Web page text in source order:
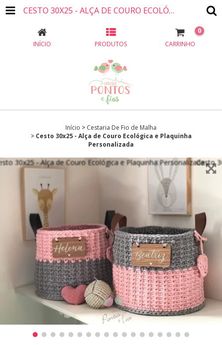
CESTO 30X25 - ALÇA DE COURO ECOLÓGICA E PLAQUINHA PERSONALIZADA
INÍCIO PRODUTOS CARRINHO
0
Início > Cestaria De Fio de Malha
> Cesto 30x25 - Alça de Couro Ecológica e Plaquinha
Personalizada